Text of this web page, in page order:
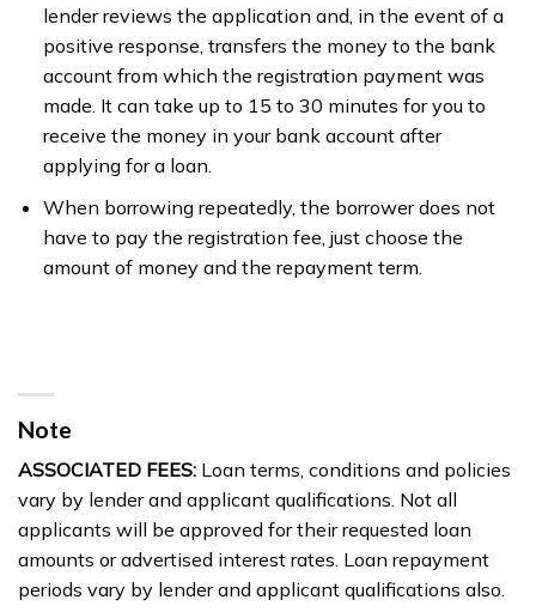
lender reviews the application and, in the event of a
positive response, transfers the money to the bank
account from which the registration payment was
made. It can take up to 15 to 30 minutes for you to
receive the money in your bank account after
applying for a loan.
When borrowing repeatedly, the borrower does not
have to pay the registration fee, just choose the
amount of money and the repayment term.
Note
ASSOCIATED FEES: Loan terms, conditions and policies
vary by lender and applicant qualifications. Not all
applicants will be approved for their requested loan
amounts or advertised interest rates. Loan repayment
periods vary by lender and applicant qualifications also.